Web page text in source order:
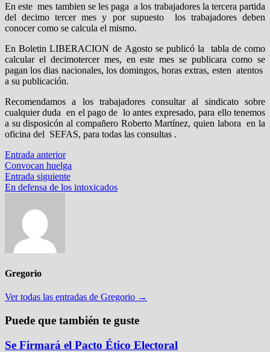
En este mes tambien se les paga a los trabajadores la tercera partida
del decimo tercer mes y por supuesto los trabajadores deben
conocer como se calcula el mismo.
En Boletin LIBERACION de Agosto se publicó la tabla de como
calcular el decimotercer mes, en este mes se publicara como se
pagan los dias nacionales, los domingos, horas extras, esten atentos
a su publicación.
Recomendamos a los trabajadores consultar al sindicato sobre
cualquier duda en el pago de lo antes expresado, para ello tenemos
a su disposicón al compañero Roberto Martínez, quien labora en la
oficina del SEFAS, para todas las consultas .
Navegación
de
entradas
Entrada anteriorEntrada
anterior:
Convocan huelga
Entrada siguienteEntrada
siguiente:
En defensa de los intoxicados
Gregorio
Ver todas las entradas de Gregorio →
Puede que también te guste
Se Firmará el Pacto Ético Electoral